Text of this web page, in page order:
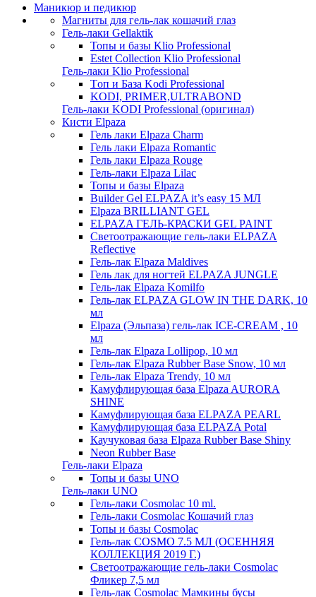
Маникюр и педикюр
Магниты для гель-лак кошачий глаз
Гель-лаки Gellaktik
Топы и базы Klio Professional
Estet Collection Klio Professional
Гель-лаки Klio Professional
Tоп и База Kodi Professional
KODI, PRIMER,ULTRABOND
Гель-лаки KODI Professional (оригинал)
Кисти Elpaza
Гель лаки Elpaza Charm
Гель лаки Elpaza Romantic
Гель лаки Elpaza Rouge
Гель-лаки Elpaza Lilac
Топы и базы Elpaza
Builder Gel ELPAZA it’s easy 15 МЛ
Elpaza BRILLIANT GEL
ELPAZA ГЕЛЬ-КРАСКИ GEL PAINT
Светоотражающие гель-лаки ELPAZA
Reflective
Гель-лак Elpaza Maldives
Гель лак для ногтей ELPAZA JUNGLE
Гель-лак Elpaza Komilfo
Гель-лак ELPAZA GLOW IN THE DARK, 10
мл
Elpaza (Эльпаза) гель-лак ICE-CREAM , 10
мл
Гель-лак Elpaza Lollipop, 10 мл
Гель-лак Elpaza Rubber Base Snow, 10 мл
Гель-лак Elpaza Trendy, 10 мл
Камуфлирующая база Elpaza AURORA
SHINE
Камуфлирующая база ELPAZA PEARL
Камуфлирующая база ELPAZA Potal
Каучуковая база Elpaza Rubber Base Shiny
Neon Rubber Base
Гель-лаки Elpaza
Топы и базы UNO
Гель-лаки UNO
Гель-лаки Cosmolac 10 ml.
Гель-лаки Cosmolac Кошачий глаз
Топы и базы Cosmolac
Гель-лак COSMO 7.5 МЛ (ОСЕННЯЯ
КОЛЛЕКЦИЯ 2019 Г.)
Светоотражающие гель-лаки Cosmolac
Фликер 7,5 мл
Гель-лак Cosmolac Мамкины бусы